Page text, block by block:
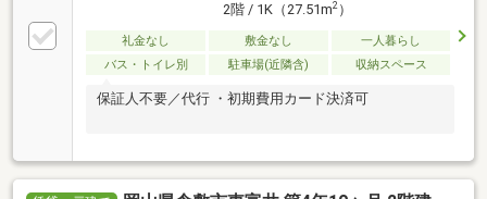
2階 / 1K（27.51m2）
礼金なし 敷金なし
一人暮らし
バス・トイレ別
駐車場(近隣含) 収納スペース
保証人不要／代行 ・初期費用カード決済可